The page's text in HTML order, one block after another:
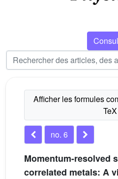
no. 6
Momentum-resolved
correlated metals: A